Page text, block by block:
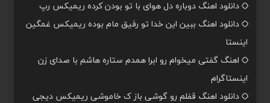
دانلود اهنگ دوباره دل هوای با تو بودن کرده ریمیکس رپ
دانلود اهنگ ببین این خدا تو رفیق مام بوده ریمیکس غمگین
اینستا
اهنگ گفتی میخوام رو ابرا همدم ستاره هاشم با صدای زن
اینستاگرام
دانلود اهنگ قفلم رو گوشی باز ک خاموشی ریمیکس دیجی